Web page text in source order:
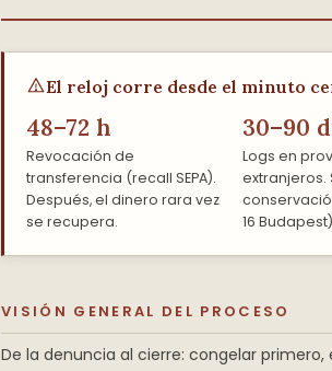
El reloj corre desde el minuto
48–72 h
Revocación de
transferencia (recall SEPA).
Después, el dinero rara vez
se recupera.
30–90
Logs en
extranjeros.
16
VISIÓN GENERAL DEL PROCESO
De la denuncia al cierre: congelar